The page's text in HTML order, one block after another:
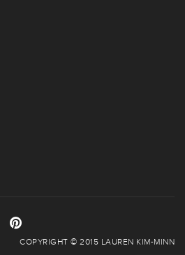
COPYRIGHT © 2015 LAUREN KIM-MINN